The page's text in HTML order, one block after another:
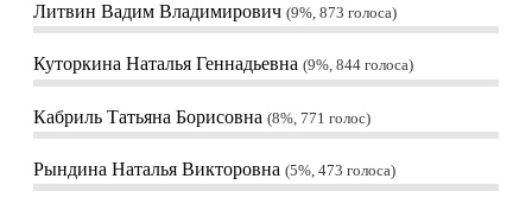
Литвин Вадим Владимирович 9%, 873 голоса
Куторкина Наталья Геннадьевна 9%, 844 голоса
Кабриль Татьяна Борисовна 8%, 771 голос
Рындина Наталья Викторовна 5%, 473 голоса